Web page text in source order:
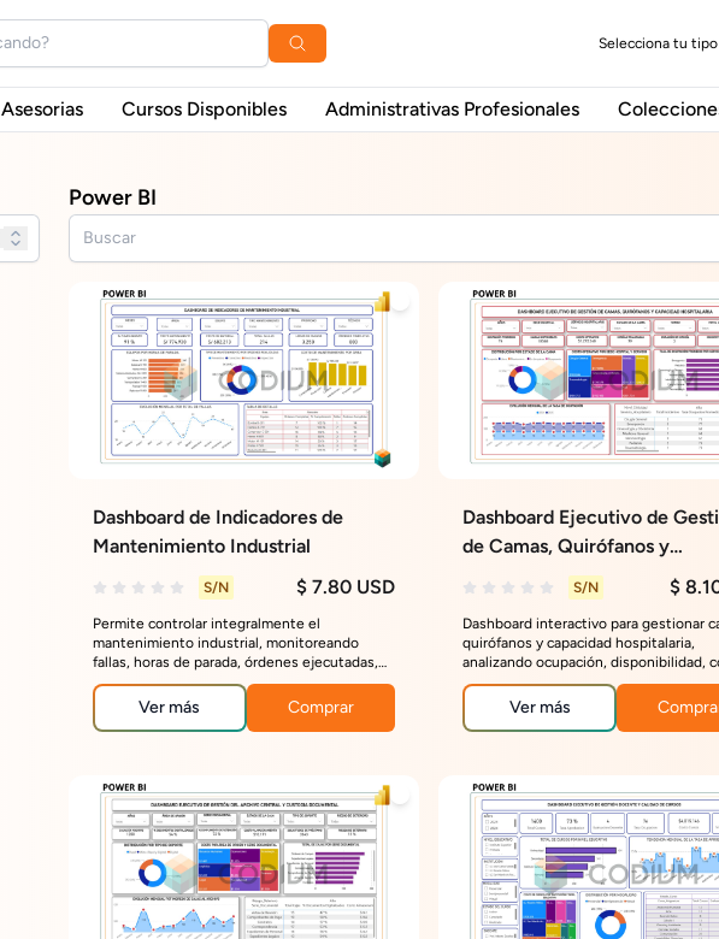
Selecciona tu
Asesorias Cursos Disponibles Administrativas Profesionales
Power BI
Dashboard de Indicadores de
Mantenimiento Industrial
S/N $ 7.80 USD
Permite controlar integralmente el
mantenimiento industrial, monitoreando
fallas, horas de parada, órdenes ejecutadas,
costos de mantenimiento y materiales,
cumplimiento del plan, tipos de
mantenimiento y desempeño por equipo.
Ver más Comprar
Dashboard Ejecutivo de
de Camas, Quirófanos y
Capacidad Hospitalaria
S/N $
Dashboard interactivo para gestionar
quirófanos y capacidad hospitalaria,
analizando ocupación, disponibilidad,
cirugías, incidentes y desempeño de
servicios hospitalarios.
Ver más